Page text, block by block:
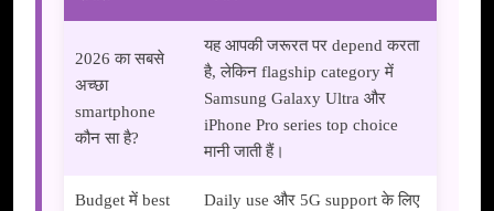
2026 का सबसे
अच्छा
smartphone
कौन सा है?
यह आपकी जरूरत पर depend करता
है, लेकिन flagship category में
Samsung Galaxy Ultra और
iPhone Pro series top choice
मानी जाती हैं।
Budget में best
Daily use और 5G support के लिए